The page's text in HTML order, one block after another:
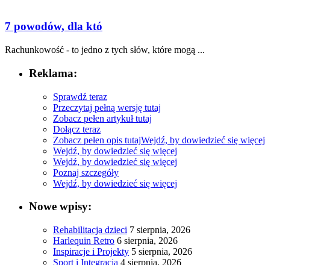
7 powodów, dla któ
Rachunkowość - to jedno z‍ tych słów, ‍które mogą ...
Reklama:
Sprawdź teraz
Przeczytaj pełną wersję tutaj
Zobacz pełen artykuł tutaj
Dołącz teraz
Zobacz pełen opis tutajWejdź, by dowiedzieć się więcej
Wejdź, by dowiedzieć się więcej
Wejdź, by dowiedzieć się więcej
Poznaj szczegóły
Wejdź, by dowiedzieć się więcej
Nowe wpisy:
Rehabilitacja dzieci 7 sierpnia, 2026
Harlequin Retro 6 sierpnia, 2026
Inspiracje i Projekty 5 sierpnia, 2026
Sport i Integracja 4 sierpnia, 2026